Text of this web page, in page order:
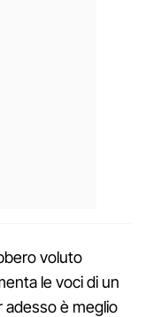
voluto
le voci di un
adesso è meglio